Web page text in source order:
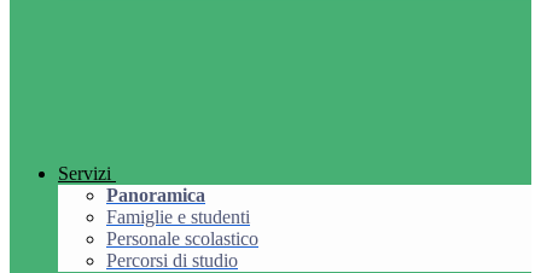
Servizi
Panoramica
Famiglie e studenti
Personale scolastico
Percorsi di studio